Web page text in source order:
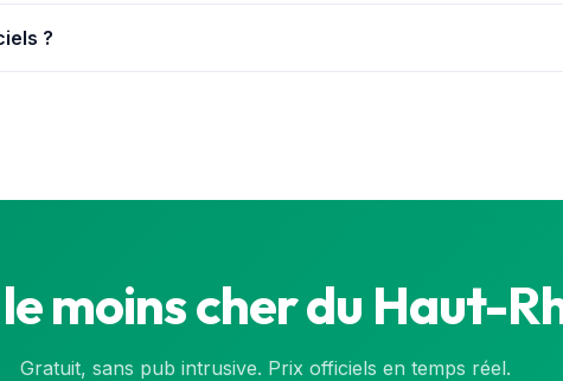
?
moins cher du Haut-
Gratuit, sans pub intrusive. Prix officiels en temps réel.